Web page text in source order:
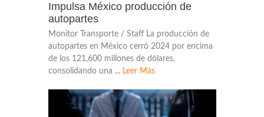
Impulsa México producción de
autopartes
Monitor Transporte / Staff La producción de
autopartes en México cerró 2024 por encima
de los 121,600 millones de dólares,
consolidando una ... Leer Más